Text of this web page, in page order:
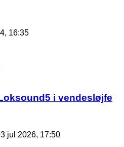
16:35
i vendesløjfe
jul 2026, 17:50